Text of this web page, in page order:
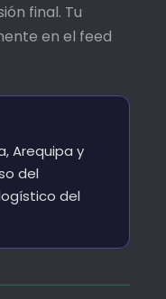
final. Tu
en el feed
Arequipa y
del
del